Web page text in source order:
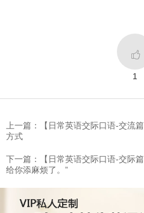

1
上一篇：【日常英语交际口语-交流
方式
下一篇：【日常英语交际口语-交际
给你添麻烦了。”